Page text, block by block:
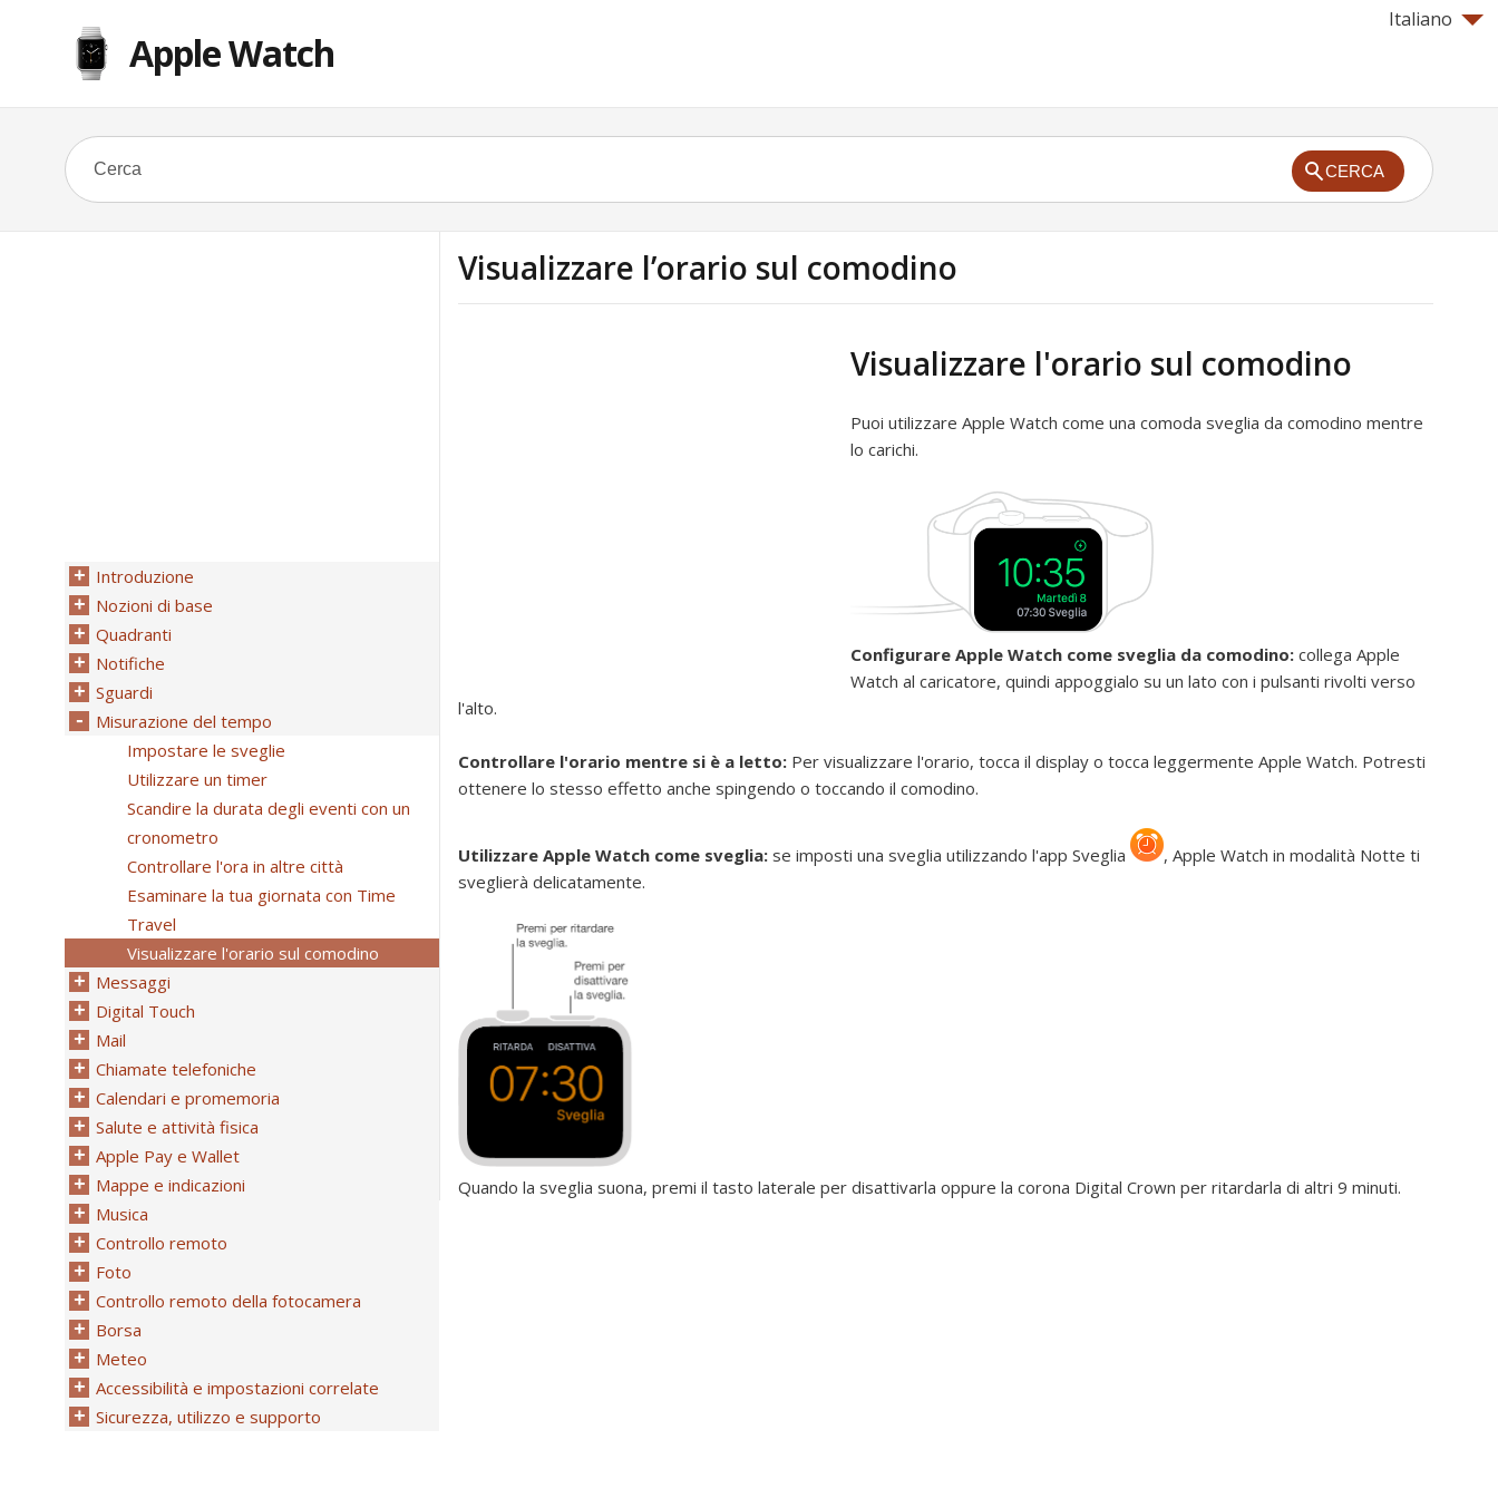
Italiano
Apple Watch
CERCA
Visualizzare l’orario sul comodino
Visualizzare l'orario sul comodino
Puoi utilizzare Apple Watch come una comoda sveglia da comodino mentre
lo carichi.
Configurare Apple Watch come sveglia da comodino: collega Apple
Watch al caricatore, quindi appoggialo su un lato con i pulsanti rivolti verso
l'alto.
Controllare l'orario mentre si è a letto: Per visualizzare l'orario, tocca il display o tocca leggermente Apple Watch. Potresti
ottenere lo stesso effetto anche spingendo o toccando il comodino.
Utilizzare Apple Watch come sveglia: se imposti una sveglia utilizzando l'app Sveglia , Apple Watch in modalità Notte ti
sveglierà delicatamente.
Quando la sveglia suona, premi il tasto laterale per disattivarla oppure la corona Digital Crown per ritardarla di altri 9 minuti.
Introduzione
Nozioni di base
Quadranti
Notifiche
Sguardi
Misurazione del tempo
Impostare le sveglie
Utilizzare un timer
Scandire la durata degli eventi con un
cronometro
Controllare l'ora in altre città
Esaminare la tua giornata con Time
Travel
Visualizzare l'orario sul comodino
Messaggi
Digital Touch
Mail
Chiamate telefoniche
Calendari e promemoria
Salute e attività fisica
Apple Pay e Wallet
Mappe e indicazioni
Musica
Controllo remoto
Foto
Controllo remoto della fotocamera
Borsa
Meteo
Accessibilità e impostazioni correlate
Sicurezza, utilizzo e supporto